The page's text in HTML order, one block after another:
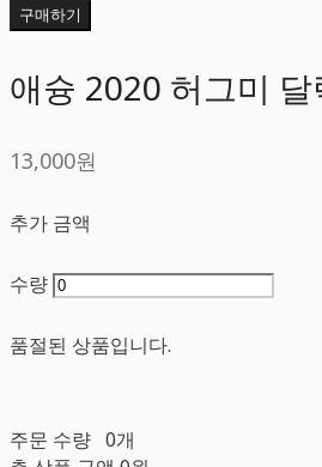
구매하기
애슝 2020 허그미 달
13,000원
추가 금액
수량
품절된 상품입니다.
주문 수량 0개